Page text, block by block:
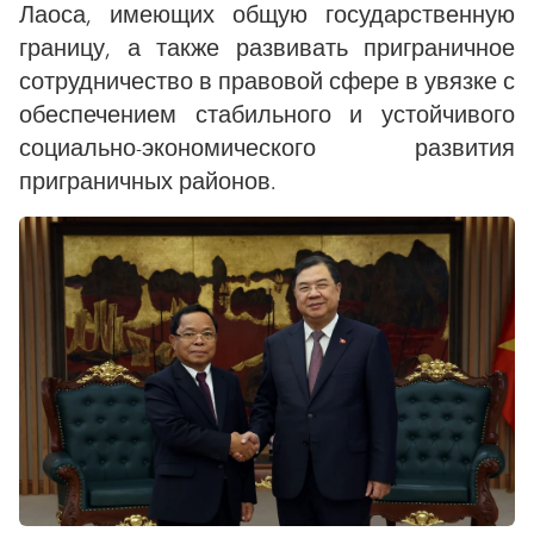
Лаоса, имеющих общую государственную
границу, а также развивать приграничное
сотрудничество в правовой сфере в увязке с
обеспечением стабильного и устойчивого
социально-экономического развития
приграничных районов.